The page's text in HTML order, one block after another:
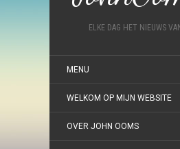
ELKE DAG HET NIEUWS
MENU
WELKOM OP MIJN WEBSITE
OVER JOHN OOMS